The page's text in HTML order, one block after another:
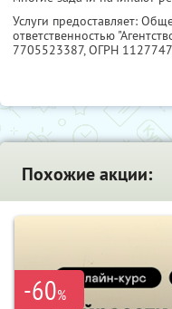
Услуги предоставляет:
ответственностью
7705523387, ОГРН
Похожие акции:
-60%